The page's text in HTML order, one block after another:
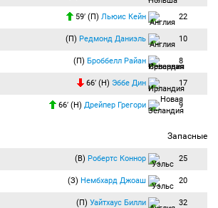
59′ (П) Льюис Кейн 22
(П) Редмонд Даниэль 10
(П) Броббелл Райан 8
66′ (Н) Эббе Дин 17
66′ (Н) Дрейпер Грегори 9
Запасные
(В) Робертс Коннор 25
(З) Нембхард Джоаш 20
(П) Уайтхаус Билли 32